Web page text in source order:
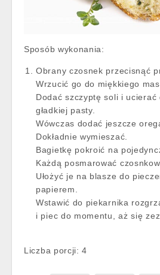
Sposób wykonania:
Obrany czosnek przecisnąć
Wrzucić go do miękkiego
Dodać szczyptę soli i ucierać
gładkiej pasty.
Wówczas dodać jeszcze
Dokładnie wymieszać.
Bagietkę pokroić na
Każdą posmarować
Ułożyć je na blasze do
papierem.
Wstawić do piekarnika
i piec do momentu, aż się
Liczba porcji: 4